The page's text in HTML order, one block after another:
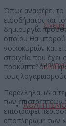
Σινεμά
Όπως αναφέρει το
εισοδήματος και
δημιουργία
οποίου θα
νοικοκυριών και
στοιχεία που
προκύπτει ότι οι
τους
Παράλληλα,
των
επιστραφεί
αποπληρωμή των